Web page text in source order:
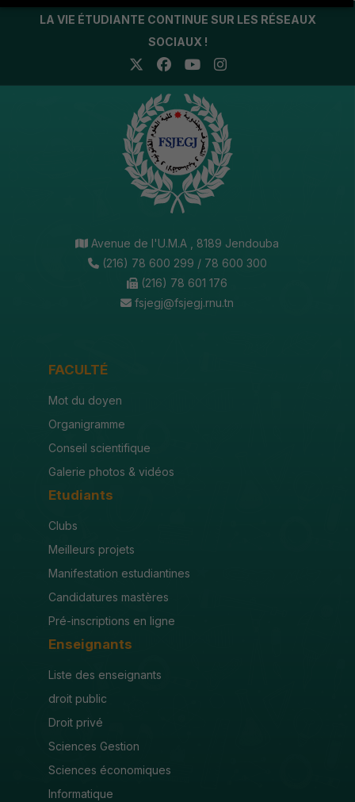
LA VIE ÉTUDIANTE CONTINUE SUR LES RÉSEAUX
SOCIAUX !
Avenue de l'U.M.A , 8189 Jendouba
(216) 78 600 299 / 78 600 300
(216) 78 601 176
fsjegj@fsjegj.rnu.tn
FACULTÉ
Mot du doyen
Organigramme
Conseil scientifique
Galerie photos & vidéos
Etudiants
Clubs
Meilleurs projets
Manifestation estudiantines
Candidatures mastères
Pré-inscriptions en ligne
Enseignants
Liste des enseignants
droit public
Droit privé
Sciences Gestion
Sciences économiques
Informatique